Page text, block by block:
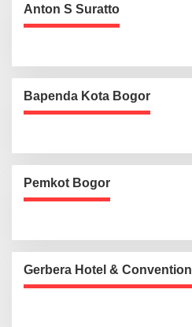
Anton S Suratto
Bapenda Kota Bogor
Pemkot Bogor
Gerbera Hotel & Convention